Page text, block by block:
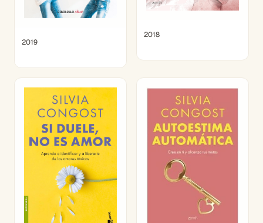
2019
2018